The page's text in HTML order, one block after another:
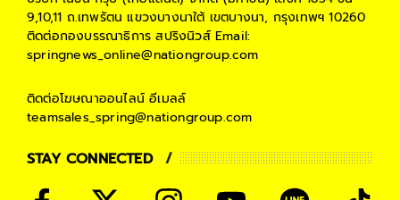
9,10,11 ถ.เทพรัตน แขวงบางนาใต้ เขตบางนา, กรุงเทพฯ 10260
ติดต่อกองบรรณาธิการ สปริงนิวส์Email:
springnews_online@nationgroup.com
ติดต่อโฆษณาออนไลน์ อีเมลล์
teamsales_spring@nationgroup.com
STAY CONNECTED